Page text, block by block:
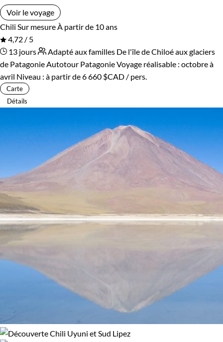
Voir le voyage
Chili Sur mesure À partir de 10 ans
4,72 / 5
13 jours
Adapté aux familles De l'île de Chiloé aux glaciers
de Patagonie Autotour PatagonieVoyage réalisable : octobre à
avril Niveau : à partir de6 660 $CAD / pers.
Carte
Détails